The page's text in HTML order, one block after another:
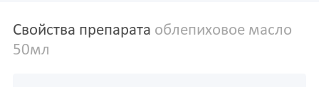
Свойства препарата облепиховое масло
50мл